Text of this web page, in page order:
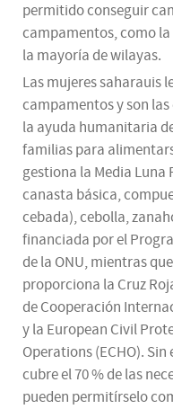
permitido conseguir
campamentos, como
la mayoría de wilayas.
Las mujeres saharauis
campamentos y son
la ayuda humanitaria
familias para
gestiona la Media Luna
canasta básica,
cebada), cebolla,
financiada por el
de la ONU, mientras
proporciona la Cruz
de Cooperación
y la European Civil
Operations (ECHO).
cubre el 70 % de las
pueden permitírselo